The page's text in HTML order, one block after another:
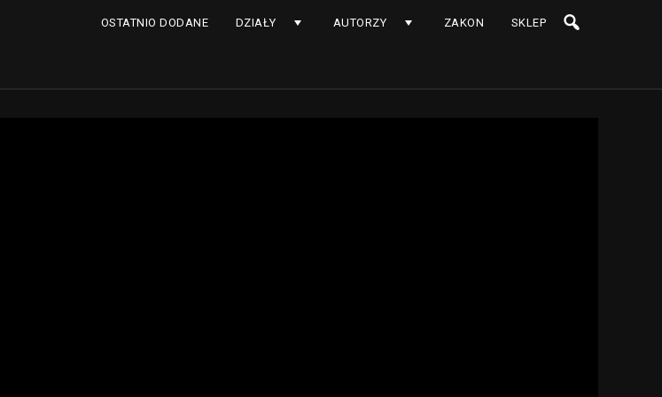
OSTATNIO DODANE DZIAŁY AUTORZY ZAKON SKLEP